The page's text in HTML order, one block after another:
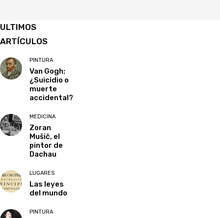
ULTIMOS
ARTÍCULOS
PINTURA
Van Gogh:
¿Suicidio o
muerte
accidental?
MEDICINA
Zoran
Mušič, el
pintor de
Dachau
LUGARES
Las leyes
del mundo
PINTURA